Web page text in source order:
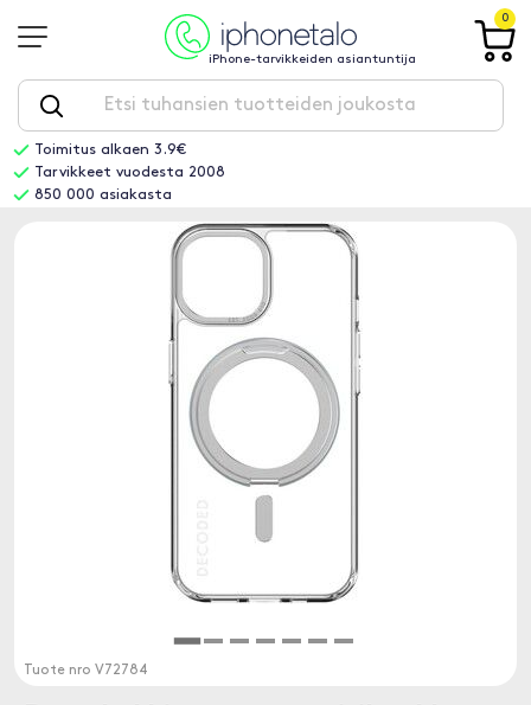
iPhone-tarvikkeiden asiantuntija
0
Toimitus alkaen 3.9€
Tarvikkeet vuodesta 2008
850 000 asiakasta
Tuote nro V72784